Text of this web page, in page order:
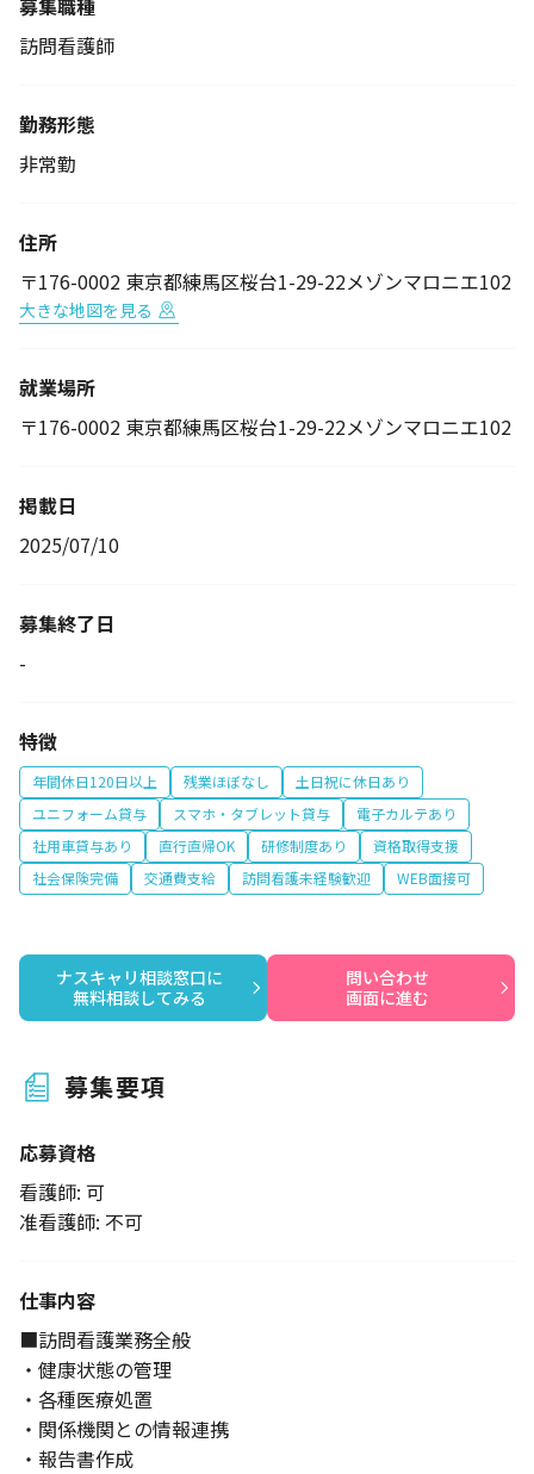
募集職種
訪問看護師
勤務形態
非常勤
住所
〒176-0002 東京都練馬区桜台1-29-22メゾンマロニエ102
大きな地図を見る
就業場所
〒176-0002 東京都練馬区桜台1-29-22メゾンマロニエ102
掲載日
2025/07/10
募集終了日
-
特徴
年間休日120日以上 残業ほぼなし
土日祝に休日あり
ユニフォーム貸与
スマホ・タブレット貸与
電子カルテあり
社用車貸与あり
直行直帰OK 研修制度あり
資格取得支援
社会保険完備
交通費支給 訪問看護未経験歓迎 WEB面接可
ナスキャリ相談窓口に
無料相談してみる
問い合わせ
画面に進む
募集要項
応募資格
看護師: 可
准看護師: 不可
仕事内容
■訪問看護業務全般
・健康状態の管理
・各種医療処置
・関係機関との情報連携
・報告書作成